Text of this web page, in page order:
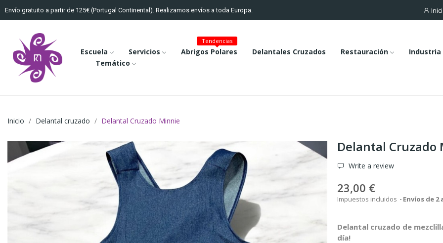
Envío gratuito a partir de 125€ (Portugal Continental). Realizamos envíos a toda Europa.
Escuela Servicios Abrigos Polares
Tendencias
Delantales Cruzados Restauración
Industria
Temático
Inicio Delantal cruzado Delantal Cruzado Minnie
Delantal Cruzado
Write a review
23,00 €
Impuestos incluidos Envíos de 2
Delantal cruzado de
día!